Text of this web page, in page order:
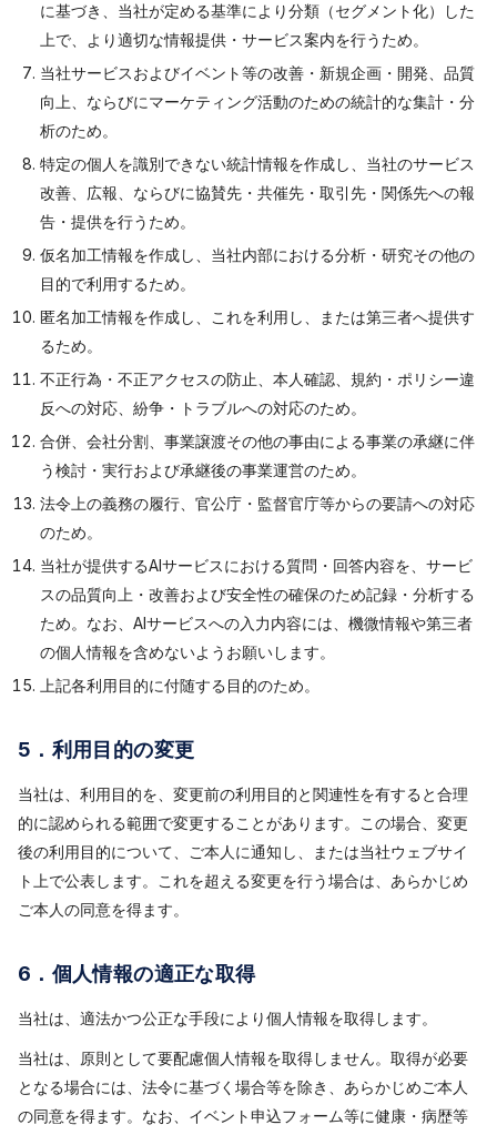
に基づき、当社が定める基準により分類（セグメント化）した
上で、より適切な情報提供・サービス案内を行うため。
当社サービスおよびイベント等の改善・新規企画・開発、品質
向上、ならびにマーケティング活動のための統計的な集計・分
析のため。
特定の個人を識別できない統計情報を作成し、当社のサービス
改善、広報、ならびに協賛先・共催先・取引先・関係先への報
告・提供を行うため。
仮名加工情報を作成し、当社内部における分析・研究その他の
目的で利用するため。
匿名加工情報を作成し、これを利用し、または第三者へ提供す
るため。
不正行為・不正アクセスの防止、本人確認、規約・ポリシー違
反への対応、紛争・トラブルへの対応のため。
合併、会社分割、事業譲渡その他の事由による事業の承継に伴
う検討・実行および承継後の事業運営のため。
法令上の義務の履行、官公庁・監督官庁等からの要請への対応
のため。
当社が提供するAIサービスにおける質問・回答内容を、サービ
スの品質向上・改善および安全性の確保のため記録・分析する
ため。なお、AIサービスへの入力内容には、機微情報や第三者
の個人情報を含めないようお願いします。
上記各利用目的に付随する目的のため。
5．利用目的の変更
当社は、利用目的を、変更前の利用目的と関連性を有すると合理
的に認められる範囲で変更することがあります。この場合、変更
後の利用目的について、ご本人に通知し、または当社ウェブサイ
ト上で公表します。これを超える変更を行う場合は、あらかじめ
ご本人の同意を得ます。
6．個人情報の適正な取得
当社は、適法かつ公正な手段により個人情報を取得します。
当社は、原則として要配慮個人情報を取得しません。取得が必要
となる場合には、法令に基づく場合等を除き、あらかじめご本人
の同意を得ます。なお、イベント申込フォーム等に健康・病歴等